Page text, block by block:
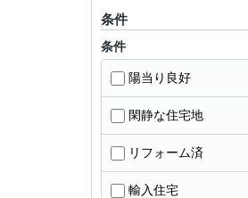
条件
条件
陽当り良好
閑静な住宅地
リフォーム済
輸入住宅